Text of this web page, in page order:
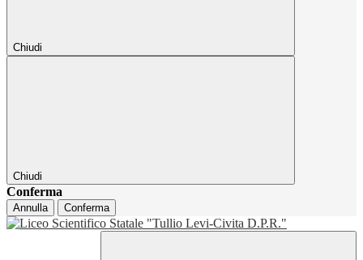
Chiudi
Chiudi
Conferma
Annulla Conferma